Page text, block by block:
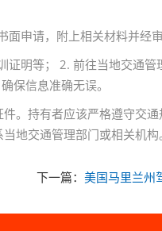
申请，附上相关材料并经
明等； 2. 前往当地交通管
保信息准确无误。
。持有者应该严格遵守交
地交通管理部门或相关机构。
下一篇：美国马里兰州